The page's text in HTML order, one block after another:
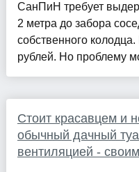
СанПиН требует
2 метра до забора
собственного
рублей. Но проблему
Стоит красавцем и
обычный дачный
вентиляцией -